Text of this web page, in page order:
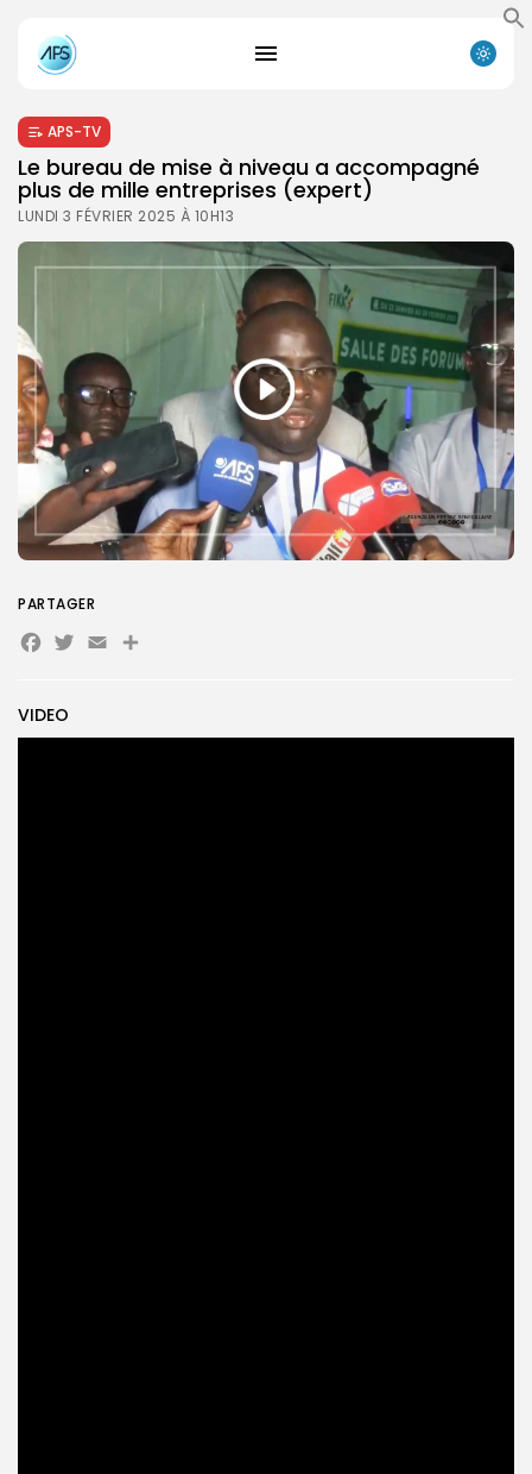
Search
APS-TV
Le bureau de mise à niveau a accompagné
plus de mille entreprises (expert)
LUNDI 3 FÉVRIER 2025 À 10H13
VIDEO
PARTAGER
Facebook
Twitter
EmailPartager